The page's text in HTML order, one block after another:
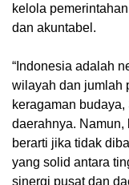
kelola
dan akuntabel.
“Indonesia adalah
wilayah dan jumlah
keragaman
daerahnya. Namun,
berarti jika tidak
yang solid antara
sinergi pusat dan